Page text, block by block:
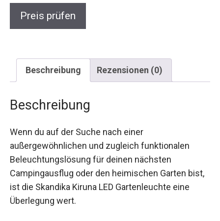
Preis prüfen
Beschreibung Rezensionen (0)
Beschreibung
Wenn du auf der Suche nach einer
außergewöhnlichen und zugleich funktionalen
Beleuchtungslösung für deinen nächsten
Campingausflug oder den heimischen Garten bist,
ist die Skandika Kiruna LED Gartenleuchte eine
Überlegung wert.